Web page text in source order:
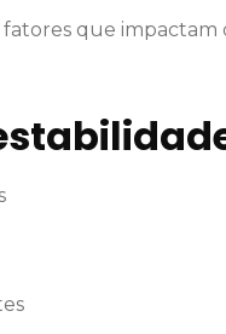
fatores que